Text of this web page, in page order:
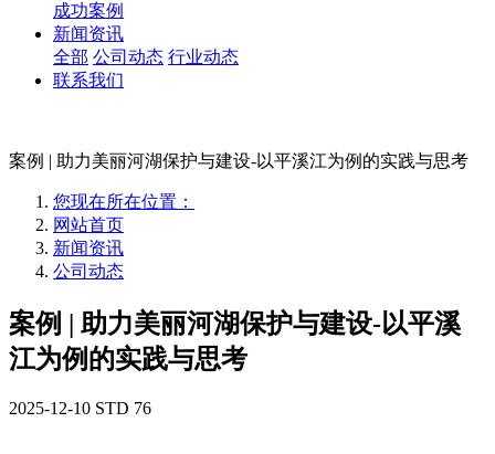
成功案例
新闻资讯
全部 公司动态 行业动态
联系我们
案例 | 助力美丽河湖保护与建设-以平溪江为例的实践与思考
您现在所在位置：
网站首页
新闻资讯
公司动态
案例 | 助力美丽河湖保护与建设-以平溪
江为例的实践与思考
2025-12-10 STD 76